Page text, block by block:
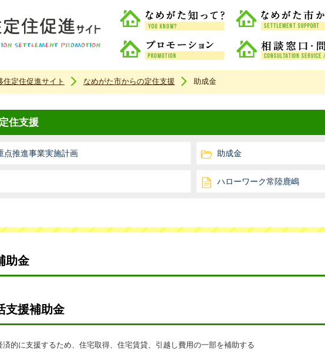
なめがた移住定住促進サイトホームページ
なめがた知って？
プロモーション
住定住促進サイト なめがた市からの定住支援 助成金
住支援
点推進事業実施計画 助成金
ハローワーク常陸鹿嶋
助金
支援補助金
的に支援するため、住宅取得、住宅賃貸、引越し費用の一部を補助する